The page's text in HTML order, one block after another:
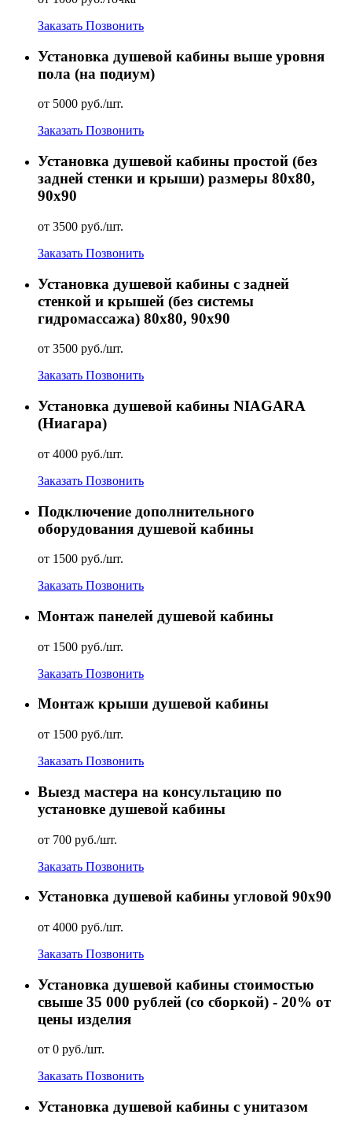
Заказать Позвонить
Установка душевой кабины выше уровня
пола (на подиум)
от 5000 руб./шт.
Заказать Позвонить
Установка душевой кабины простой (без
задней стенки и крыши) размеры 80х80,
90х90
от 3500 руб./шт.
Заказать Позвонить
Установка душевой кабины с задней
стенкой и крышей (без системы
гидромассажа) 80х80, 90х90
от 3500 руб./шт.
Заказать Позвонить
Установка душевой кабины NIAGARA
(Ниагара)
от 4000 руб./шт.
Заказать Позвонить
Подключение дополнительного
оборудования душевой кабины
от 1500 руб./шт.
Заказать Позвонить
Монтаж панелей душевой кабины
от 1500 руб./шт.
Заказать Позвонить
Монтаж крыши душевой кабины
от 1500 руб./шт.
Заказать Позвонить
Выезд мастера на консультацию по
установке душевой кабины
от 700 руб./шт.
Заказать Позвонить
Установка душевой кабины угловой 90х90
от 4000 руб./шт.
Заказать Позвонить
Установка душевой кабины стоимостью
свыше 35 000 рублей (со сборкой) - 20% от
цены изделия
от 0 руб./шт.
Заказать Позвонить
Установка душевой кабины с унитазом